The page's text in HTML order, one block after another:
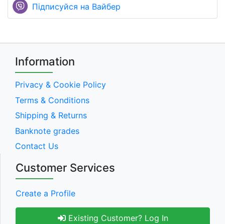
Підписуйся на Вайбер
Information
Privacy & Cookie Policy
Terms & Conditions
Shipping & Returns
Banknote grades
Contact Us
Customer Services
Create a Profile
Existing Customer? Log In